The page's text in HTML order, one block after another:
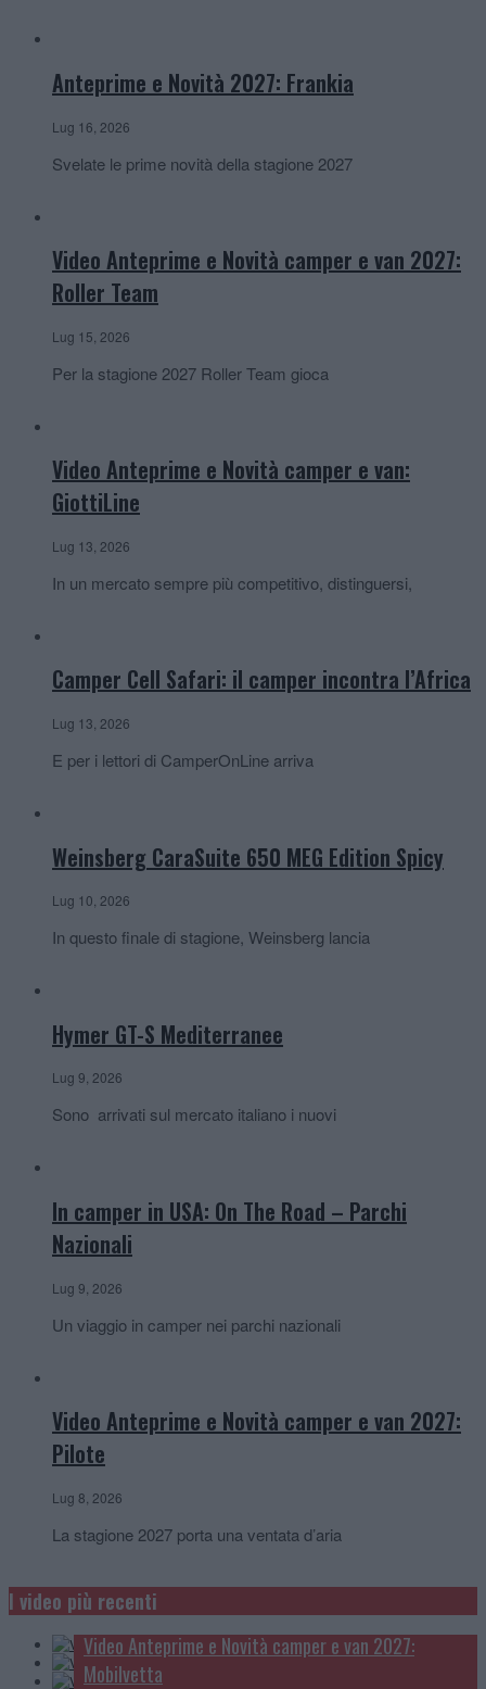
Anteprime e Novità 2027: Frankia
Lug 16, 2026
Svelate le prime novità della stagione 2027
Video Anteprime e Novità camper e van 2027:
Roller Team
Lug 15, 2026
Per la stagione 2027 Roller Team gioca
Video Anteprime e Novità camper e van:
GiottiLine
Lug 13, 2026
In un mercato sempre più competitivo, distinguersi,
Camper Cell Safari: il camper incontra l’Africa
Lug 13, 2026
E per i lettori di CamperOnLine arriva
Weinsberg CaraSuite 650 MEG Edition Spicy
Lug 10, 2026
In questo finale di stagione, Weinsberg lancia
Hymer GT-S Mediterranee
Lug 9, 2026
Sono arrivati sul mercato italiano i nuovi
In camper in USA: On The Road – Parchi
Nazionali
Lug 9, 2026
Un viaggio in camper nei parchi nazionali
Video Anteprime e Novità camper e van 2027:
Pilote
Lug 8, 2026
La stagione 2027 porta una ventata d’aria
I video più recenti
McLouis
Video Anteprime e Novità camper 2027: Carthago
Video Anteprime e novità camper, van e caravan:
Knaus
Video Anteprime e Novità van 2027: Clever Vans
Video Anteprime e Novità camper e van 2027:
Mobilvetta